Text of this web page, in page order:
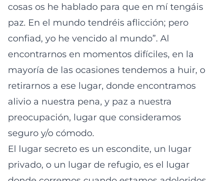
cosas os he hablado para que en mí tengáis
paz. En el mundo tendréis aflicción; pero
confiad, yo he vencido al mundo”. Al
encontrarnos en momentos difíciles, en la
mayoría de las ocasiones tendemos a huir, o
retirarnos a ese lugar, donde encontramos
alivio a nuestra pena, y paz a nuestra
preocupación, lugar que consideramos
seguro y/o cómodo.
El lugar secreto es un escondite, un lugar
privado, o un lugar de refugio, es el lugar